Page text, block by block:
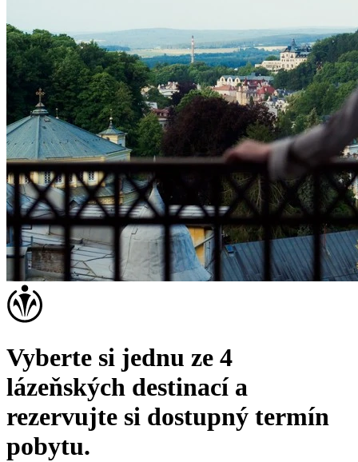
Vyberte si jednu ze 4
lázeňských destinací a
rezervujte si dostupný termín
pobytu.